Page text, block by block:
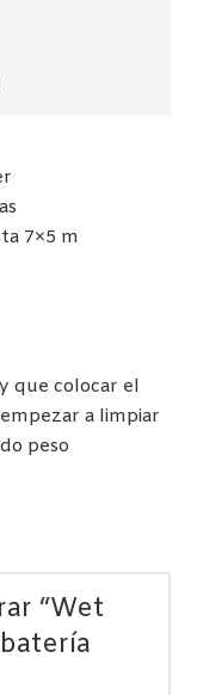
7×5 m
que colocar el
a limpiar
peso
“Wet